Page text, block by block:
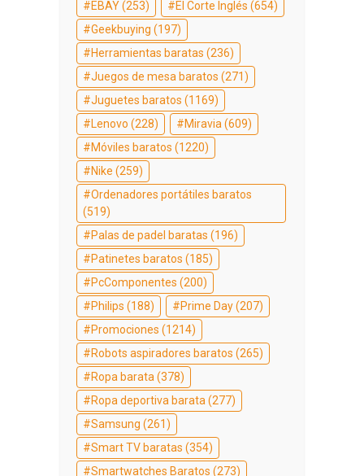
EBAY(253) El Corte Inglés (654)
Geekbuying (197)
Herramientas baratas (236)
Juegos de mesa baratos (271)
Juguetes baratos (1169)
Lenovo (228) Miravia (609)
Móviles baratos (1220)
Nike (259)
Ordenadores portátiles baratos
(519)
Palas de padel baratas (196)
Patinetes baratos (185)
PcComponentes (200)
Philips (188) Prime Day(207)
Promociones (1214)
Robots aspiradores baratos (265)
Ropa barata (378)
Ropa deportiva barata (277)
Samsung (261)
Smart TV baratas (354)
Smartwatches Baratos (273)